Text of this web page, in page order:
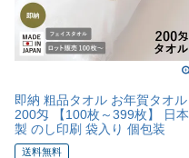
即納 粗品タオル お年賀タオル
200匁 【100枚～399枚】 日本
製 のし印刷 袋入り 個包装
送料無料